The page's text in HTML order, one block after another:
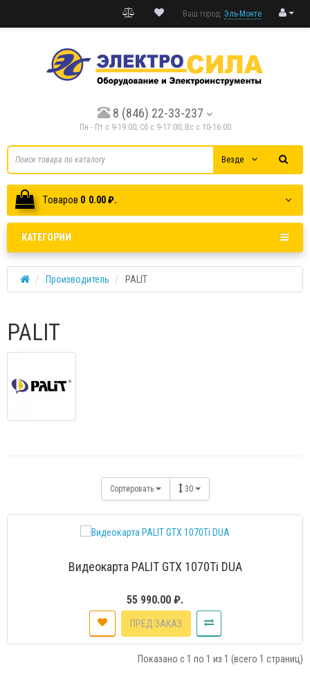
Ваш город: Эль-Монте
8 (846) 22-33-237
Пн - Пт с 9-19:00; Cб с 9-17:00; Вс с 10-16:00
Везде
Tоваров 0 0.00 ₽.
КАТЕГОРИИ
Производитель PALIT
PALIT
Сортировать 30
Видеокарта PALIT GTX 1070Ti DUA
55 990.00 ₽.
ПРЕД ЗАКАЗ
Показано с 1 по 1 из 1 (всего 1 страниц)